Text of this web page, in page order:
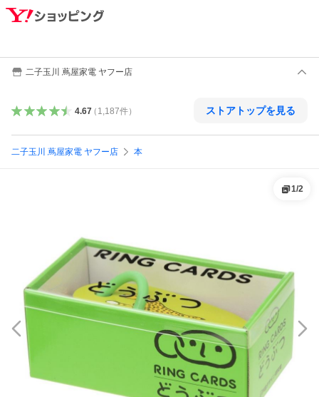
二子玉川 蔦屋家電 ヤフー店
4.67（ 1,187件） ストアトップを見る
二子玉川 蔦屋家電 ヤフー店 本
1/2